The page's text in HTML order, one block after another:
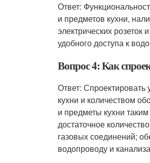
Ответ:
и предметов кухни,
электрических розеток
удобного доступа к
Вопрос 4: Как
Ответ:
кухни и количеством
и предметы кухни
достаточное
газовых соединений;
водопроводу и